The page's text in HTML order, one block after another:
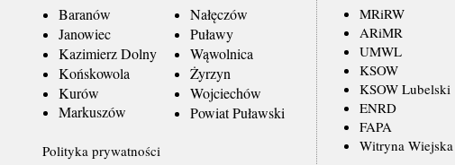
Baranów
Janowiec
Kazimierz Dolny
Końskowola
Kurów
Markuszów
Nałęczów
Puławy
Wąwolnica
Żyrzyn
Wojciechów
Powiat Puławski
MRiRW
ARiMR
UMWL
KSOW
KSOW Lubelski
ENRD
FAPA
Witryna Wiejska
Polityka prywatności